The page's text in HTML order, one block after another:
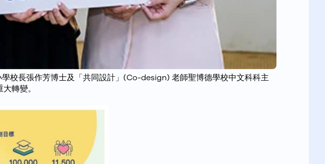
校長張作芳博士及「共同設計」(Co-design) 老師聖博德學校中文科科主
轉變。